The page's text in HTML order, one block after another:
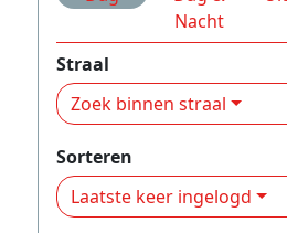
Nacht
Straal
Zoek binnen straal
Sorteren
Laatste keer ingelogd